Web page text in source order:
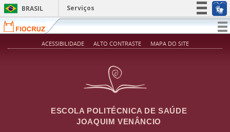
Pular para o conteúdo principal
BRASIL
Serviços
Simplifique!
Participe
ACESSIBILIDADE ALTO CONTRASTE MAPA DO SITE
ESCOLA POLITÉCNICA DE SAÚDE
JOAQUIM VENÂNCIO